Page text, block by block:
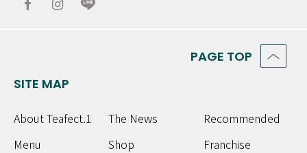
SITE MAP
About Teafect.1 The News
Recommended
Menu
Shop
Franchise
PAGE TOP